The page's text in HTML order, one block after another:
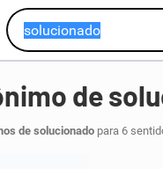
de
de solucionadopara 6